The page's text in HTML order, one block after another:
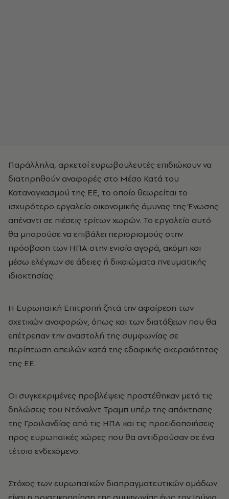
Παράλληλα, αρκετοί ευρωβουλευτές επιδιώκουν να
διατηρηθούν αναφορές στο Μέσο Κατά του
Καταναγκασμού της ΕΕ, το οποίο θεωρείται το
ισχυρότερο εργαλείο οικονομικής άμυνας της Ένωσης
απέναντι σε πιέσεις τρίτων χωρών. Το εργαλείο αυτό
θα μπορούσε να επιβάλει περιορισμούς στην
πρόσβαση των ΗΠΑ στην ενιαία αγορά, ακόμη και
μέσω ελέγχων σε άδειες ή δικαιώματα πνευματικής
ιδιοκτησίας.
Η Ευρωπαϊκή Επιτροπή ζητά την αφαίρεση των
σχετικών αναφορών, όπως και των διατάξεων που θα
επέτρεπαν την αναστολή της συμφωνίας σε
περίπτωση απειλών κατά της εδαφικής ακεραιότητας
της ΕΕ.
Οι συγκεκριμένες προβλέψεις προστέθηκαν μετά τις
δηλώσεις του Ντόναλντ Τραμπ υπέρ της απόκτησης
της Γροιλανδίας από τις ΗΠΑ και τις προειδοποιήσεις
προς ευρωπαϊκές χώρες που θα αντιδρούσαν σε ένα
τέτοιο ενδεχόμενο.
Στόχος των ευρωπαϊκών διαπραγματευτικών ομάδων